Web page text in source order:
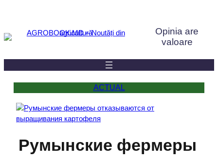
conținut
Opinia are
valoare
ACTUAL
Румынские фермеры